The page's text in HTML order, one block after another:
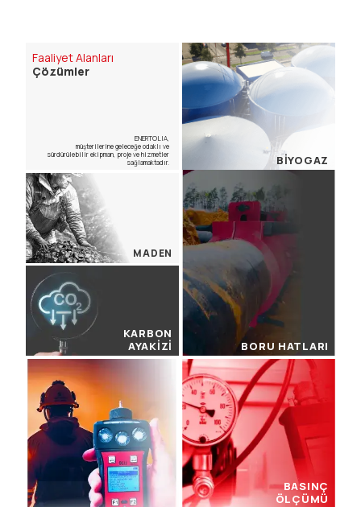
Faaliyet Alanları
Çözümler
ENERTOLIA,
müşterilerine geleceğe odaklı ve
sürdürülebilir ekipman, proje ve hizmetler
sağlamaktadır.
MADEN
KARBON
AYAKİZİ
BİYOGAZ
BORU HATLARI
BASINÇ
ÖLÇÜMÜ